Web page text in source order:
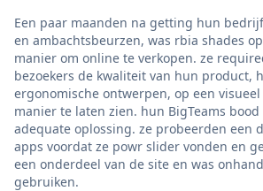
Een paar maanden na getting hun
en ambachtsbeurzen, was rbia shades
manier om online te verkopen. ze
bezoekers de kwaliteit van hun product,
ergonomische ontwerpen, op een
manier te laten zien. hun BigTeams
adequate oplossing. ze probeerden een
apps voordat ze powr slider vonden en
een onderdeel van de site en was
gebruiken.